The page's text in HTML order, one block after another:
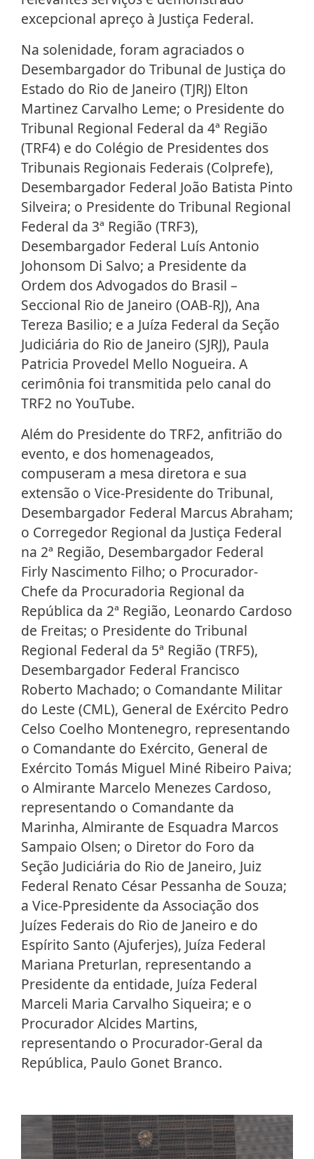
excepcional apreço à Justiça Federal.
Na solenidade, foram agraciados o
Desembargador do Tribunal de Justiça do
Estado do Rio de Janeiro (TJRJ) Elton
Martinez Carvalho Leme; o Presidente do
Tribunal Regional Federal da 4ª Região
(TRF4) e do Colégio de Presidentes dos
Tribunais Regionais Federais (Colprefe),
Desembargador Federal João Batista Pinto
Silveira; o Presidente do Tribunal Regional
Federal da 3ª Região (TRF3),
Desembargador Federal Luís Antonio
Johonsom Di Salvo; a Presidente da
Ordem dos Advogados do Brasil –
Seccional Rio de Janeiro (OAB-RJ), Ana
Tereza Basilio; e a Juíza Federal da Seção
Judiciária do Rio de Janeiro (SJRJ), Paula
Patricia Provedel Mello Nogueira. A
cerimônia foi transmitida pelo canal do
TRF2 no YouTube.
Além do Presidente do TRF2, anfitrião do
evento, e dos homenageados,
compuseram a mesa diretora e sua
extensão o Vice-Presidente do Tribunal,
Desembargador Federal Marcus Abraham;
o Corregedor Regional da Justiça Federal
na 2ª Região, Desembargador Federal
Firly Nascimento Filho; o Procurador-
Chefe da Procuradoria Regional da
República da 2ª Região, Leonardo Cardoso
de Freitas; o Presidente do Tribunal
Regional Federal da 5ª Região (TRF5),
Desembargador Federal Francisco
Roberto Machado; o Comandante Militar
do Leste (CML), General de Exército Pedro
Celso Coelho Montenegro, representando
o Comandante do Exército, General de
Exército Tomás Miguel Miné Ribeiro Paiva;
o Almirante Marcelo Menezes Cardoso,
representando o Comandante da
Marinha, Almirante de Esquadra Marcos
Sampaio Olsen; o Diretor do Foro da
Seção Judiciária do Rio de Janeiro, Juiz
Federal Renato César Pessanha de Souza;
a Vice-Ppresidente da Associação dos
Juízes Federais do Rio de Janeiro e do
Espírito Santo (Ajuferjes), Juíza Federal
Mariana Preturlan, representando a
Presidente da entidade, Juíza Federal
Marceli Maria Carvalho Siqueira; e o
Procurador Alcides Martins,
representando o Procurador-Geral da
República, Paulo Gonet Branco.